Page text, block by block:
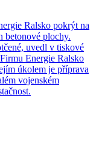
Ralsko pokrýt na
betonové plochy.
uvedl v tiskové
Energie Ralsko
úkolem je příprava
vojenském